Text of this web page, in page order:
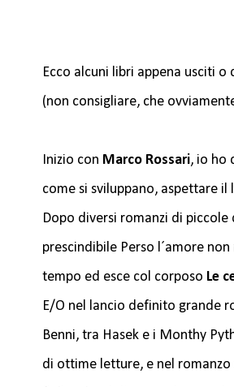
Ecco alcuni libri appena usciti
(non consigliare, che
Inizio con Marco Rossari, io ho
come si sviluppano, aspettare il
Dopo diversi romanzi di
prescindibile Perso l´amore
tempo ed esce col corposo Le
E/O nel lancio definito grande
Benni, tra Hasek e i Monthy
di ottime letture, e nel romanzo